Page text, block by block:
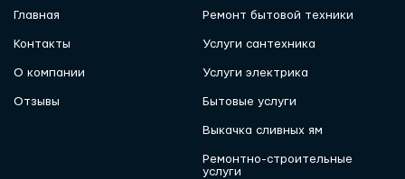
Главная
Контакты
О компании
Отзывы
Ремонт бытовой техники
Услуги сантехника
Услуги электрика
Бытовые услуги
Выкачка сливных ям
Ремонтно-строительные
услуги